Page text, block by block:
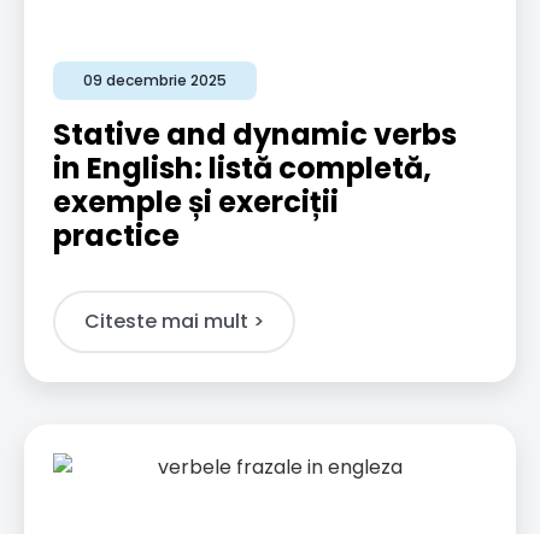
09 decembrie 2025
Stative and dynamic verbs
in English: listă completă,
exemple și exerciții
practice
Citeste mai mult >​